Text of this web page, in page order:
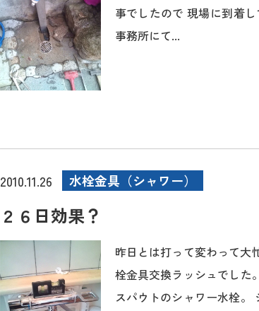
事でしたので 現場に到着
事務所にて...
2010.11.26 水栓金具（シャワー）
２６日効果？
昨日とは打って変わって大
栓金具交換ラッシュでした
スパウトのシャワー水栓。